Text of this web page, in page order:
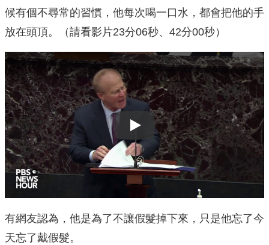
候有個不尋常的習慣，他每次喝一口水，都會把他的手
放在頭頂。（請看影片23分06秒、42分00秒）
Play
有網友認為，他是為了不讓假髮掉下來，只是他忘了今
天忘了戴假髮。